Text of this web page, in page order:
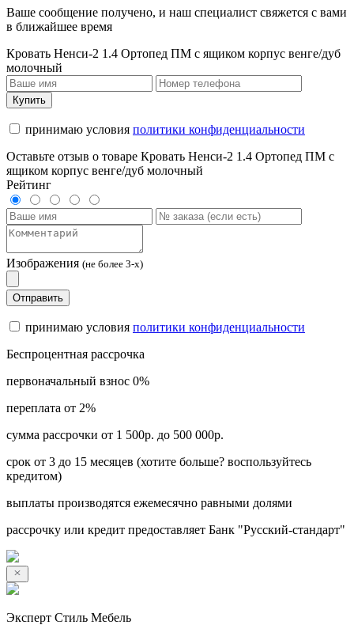
Ваше сообщение получено, и наш специалист свяжется с вами
в ближайшее время
Кровать Ненси-2 1.4 Ортопед ПМ с ящиком корпус венге/дуб
молочный
Купить
принимаю условия политики конфиденциальности
Оставьте отзыв о товаре Кровать Ненси-2 1.4 Ортопед ПМ с
ящиком корпус венге/дуб молочный
Рейтинг
Изображения (не более 3-х)
Отправить
принимаю условия политики конфиденциальности
Беспроцентная рассрочка
первоначальный взнос 0%
переплата от 2%
сумма рассрочки от 1 500р. до 500 000р.
срок от 3 до 15 месяцев (хотите больше? воспользуйтесь
кредитом)
выплаты производятся ежемесячно равными долями
рассрочку или кредит предоставляет Банк "Русский-стандарт"
Эксперт Стиль Мебель